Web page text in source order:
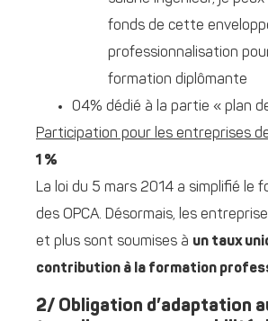
fonds de cette
professionnalisation
formation diplômante
04% dédié à la partie « plan
Participation pour les entreprises
1 %
La loi du 5 mars 2014 a simplifié le
des OPCA. Désormais, les
et plus sont soumises à un taux
contribution à la formation
2/ Obligation d’adaptation